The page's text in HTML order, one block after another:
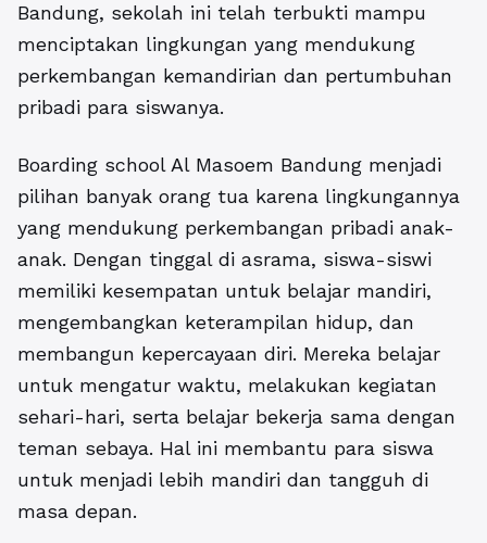
Bandung, sekolah ini telah terbukti mampu
menciptakan lingkungan yang mendukung
perkembangan kemandirian dan pertumbuhan
pribadi para siswanya.
Boarding school Al Masoem Bandung menjadi
pilihan banyak orang tua karena lingkungannya
yang mendukung perkembangan pribadi anak-
anak. Dengan tinggal di asrama, siswa-siswi
memiliki kesempatan untuk belajar mandiri,
mengembangkan keterampilan hidup, dan
membangun kepercayaan diri. Mereka belajar
untuk mengatur waktu, melakukan kegiatan
sehari-hari, serta belajar bekerja sama dengan
teman sebaya. Hal ini membantu para siswa
untuk menjadi lebih mandiri dan tangguh di
masa depan.